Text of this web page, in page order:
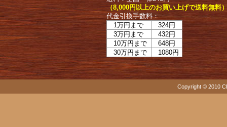
（8,000円以上のお買い上げで送料無料
代金引換手数料：
1万円まで
324円
3万円まで
432円
10万円まで
648円
30万円まで
1080円
Copyright © 2010